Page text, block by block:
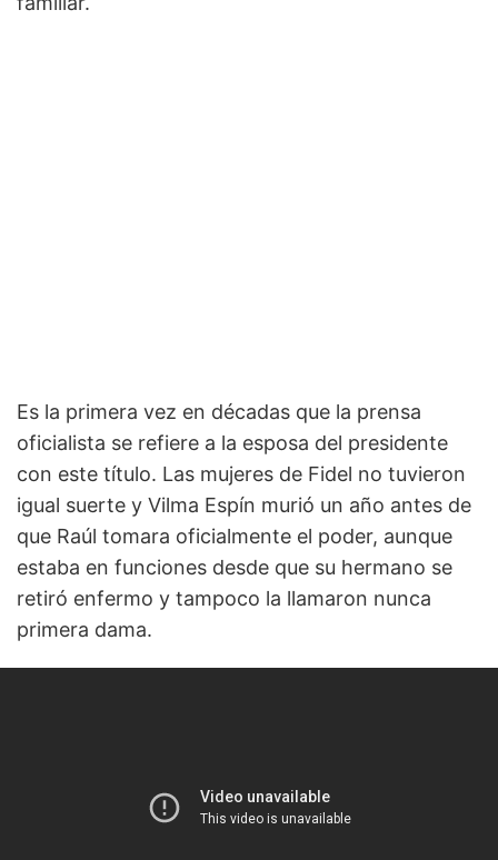
Es la primera vez en décadas que la prensa
oficialista se refiere a la esposa del presidente
con este título. Las mujeres de Fidel no tuvieron
igual suerte y Vilma Espín murió un año antes de
que Raúl tomara oficialmente el poder, aunque
estaba en funciones desde que su hermano se
retiró enfermo y tampoco la llamaron nunca
primera dama.